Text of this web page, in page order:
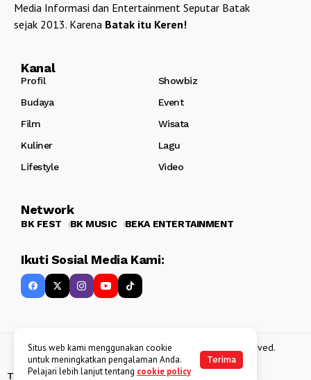
Media Informasi dan Entertainment Seputar Batak
sejak 2013. Karena Batak itu Keren!
Kanal
Profil
Showbiz
Budaya
Event
Film
Wisata
Kuliner
Lagu
Lifestyle
Video
Network
BK FEST BK MUSIC BEKA ENTERTAINMENT
Ikuti Sosial Media Kami:
Copyright 2013 - 2025BATAKKEREN . All rights reserved.
Tentang Kami Kebijakan Data Pribadi Disclaimer
Situs web kami menggunakan cookie
untuk meningkatkan pengalaman Anda.
Pelajari lebih lanjut tentang cookie policy
Terima